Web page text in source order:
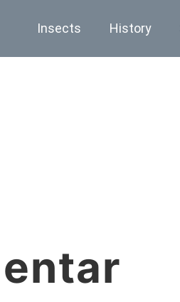
Insects History